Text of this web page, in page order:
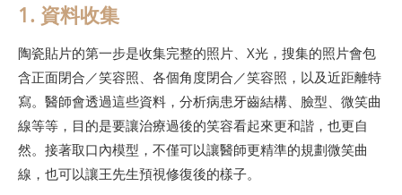
1. 資料收集
陶瓷貼片的第一步是收集完整的照片、X光，搜集的照片會包
含正面閉合／笑容照、各個角度閉合／笑容照，以及近距離特
寫。醫師會透過這些資料，分析病患牙齒結構、臉型、微笑曲
線等等，目的是要讓治療過後的笑容看起來更和諧，也更自
然。接著取口內模型，不僅可以讓醫師更精準的規劃微笑曲
線，也可以讓王先生預視修復後的樣子。